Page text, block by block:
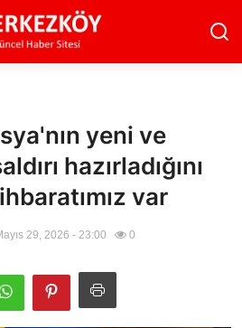
yeni ve
hazırladığını
var
29, 2026 - 23:00 0